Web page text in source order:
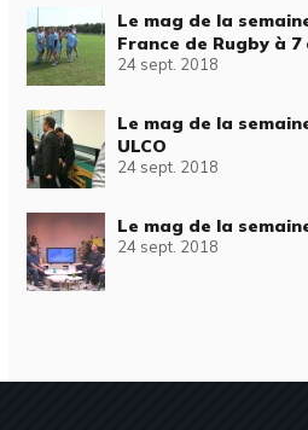
Le mag de la
France de Rugby à 7
24 sept. 2018
Le mag de la
ULCO
24 sept. 2018
Le mag de la
24 sept. 2018